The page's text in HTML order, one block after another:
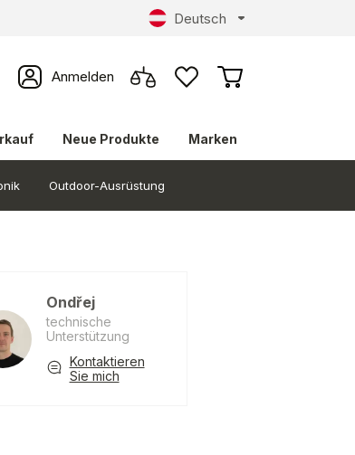
Deutsch
Anmelden
Neue Produkte Marken
Outdoor-Ausrüstung
Ondřej
technische
Unterstützung
Kontaktieren
Sie mich